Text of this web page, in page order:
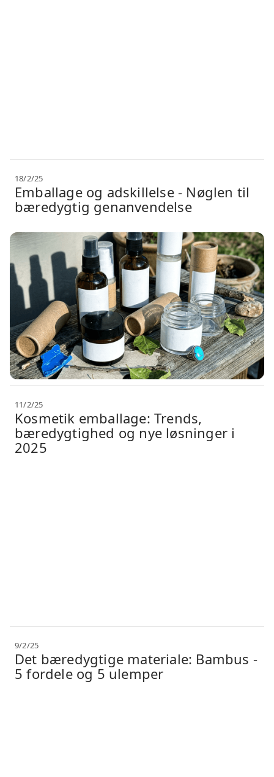
18/2/25
Emballage og adskillelse - Nøglen til
bæredygtig genanvendelse
11/2/25
Kosmetik emballage: Trends,
bæredygtighed og nye løsninger i
2025
9/2/25
Det bæredygtige materiale: Bambus -
5 fordele og 5 ulemper